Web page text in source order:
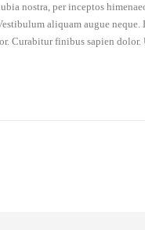
nostra, per inceptos
aliquam augue
Curabitur finibus sapien